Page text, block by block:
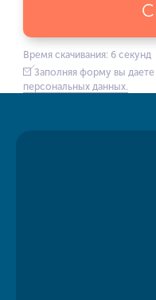
Время скачивания: 6
Заполняя форму вы даете
персональных данных.